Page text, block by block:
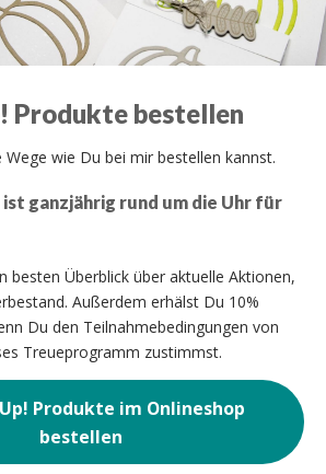
Produkte bestellen
Wege wie Du bei mir bestellen kannst.
ganzjährig rund um die Uhr für
besten Überblick über aktuelle Aktionen,
Außerdem erhälst Du 10%
Du den Teilnahmebedingungen von
Treueprogramm zustimmst.
Produkte im Onlineshop
bestellen